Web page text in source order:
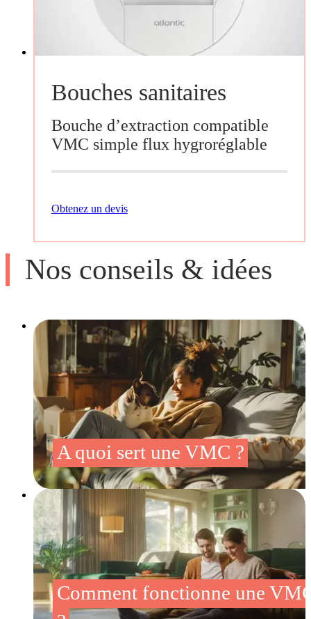
Bouches sanitaires
Bouche d’extraction compatible
VMC simple flux hygroréglable
Obtenez un devis
Nos conseils & idées
A quoi sert une VMC ?
Comment fonctionne une